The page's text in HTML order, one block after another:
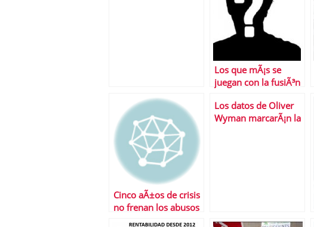
Los que mÃ¡s se
juegan con la fusiÃ³n
Cinco aÃ±os de crisis
no frenan los abusos
del sector financiero
Los datos de Oliver
Wyman marcarÃ¡n la